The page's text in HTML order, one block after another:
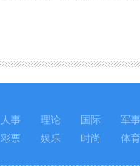
人事 理论 国际 军事
彩票 娱乐 时尚 体育